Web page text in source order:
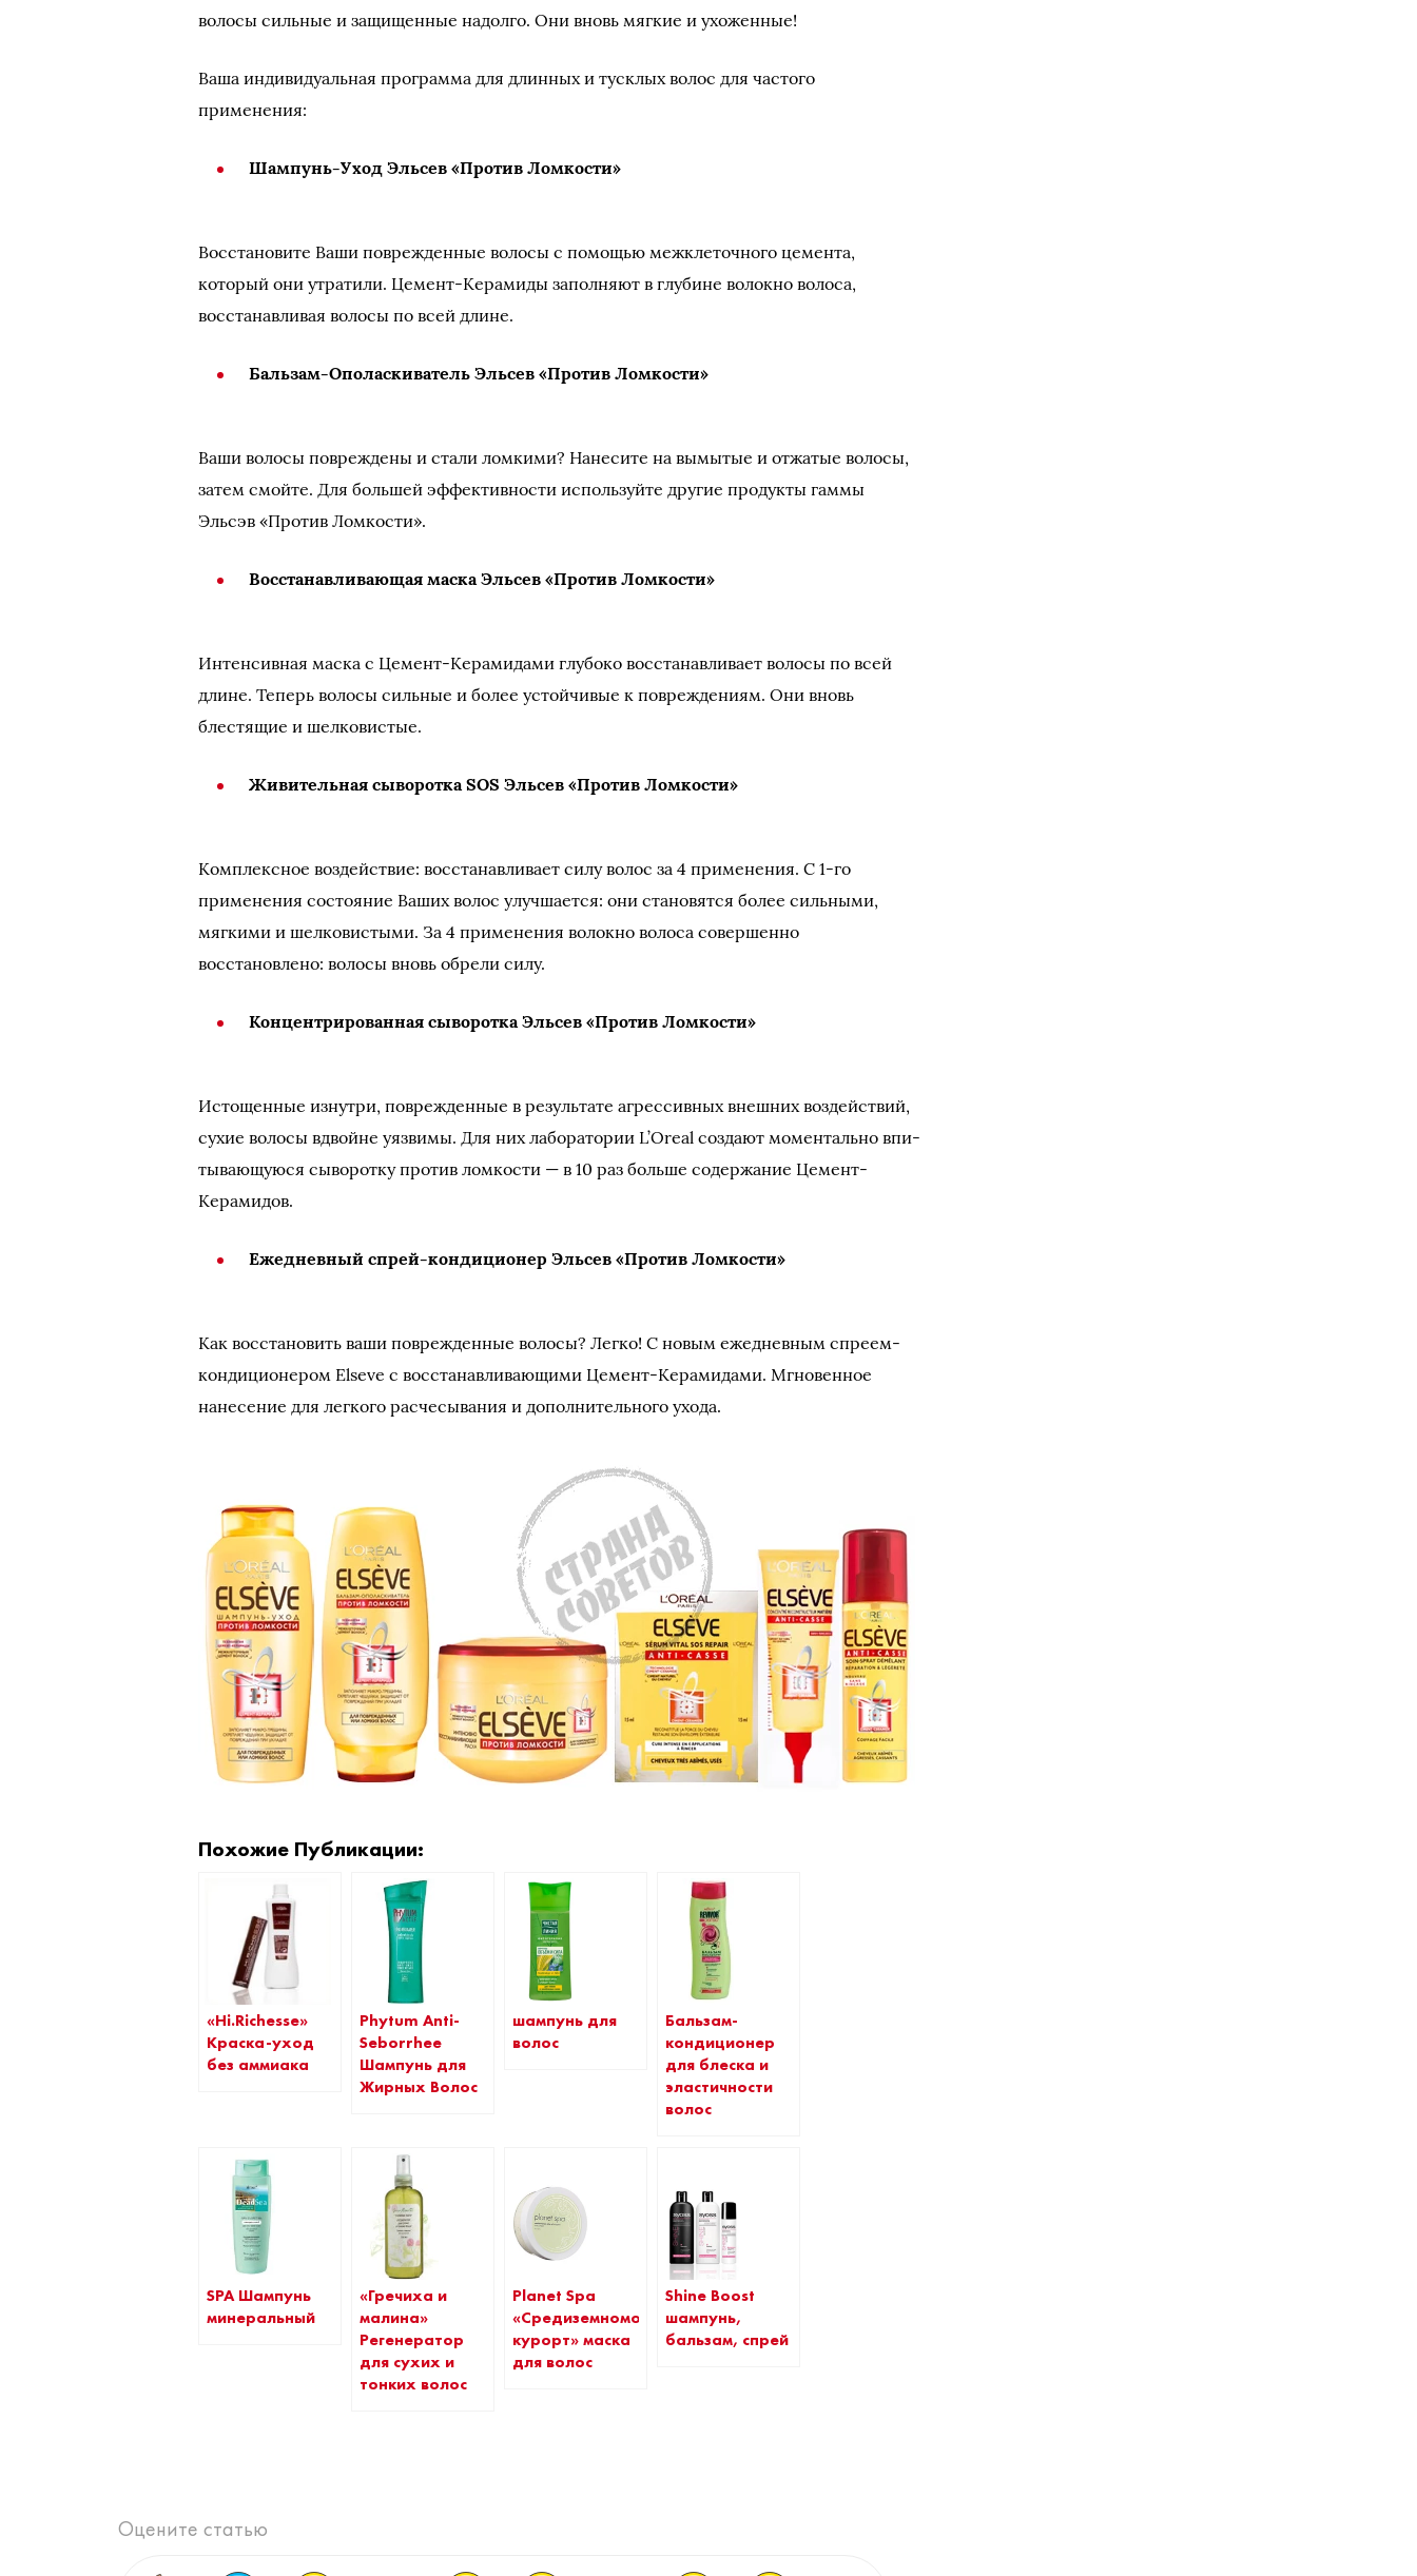
волосы сильные и защищенные надолго. Они вновь мягкие и ухоженные!
Ваша индивидуальная программа для длинных и тусклых волос для частого
применения:
Шампунь-Уход Эльсев «Против Ломкости»
Восстановите Ваши поврежденные волосы с помощью межклеточного цемента,
который они утратили. Цемент-Керамиды заполняют в глубине волокно волоса,
восстанавливая волосы по всей длине.
Бальзам-Ополаскиватель Эльсев «Против Ломкости»
Ваши волосы повреждены и стали ломкими? Нанесите на вымытые и отжатые волосы,
затем смойте. Для большей эффективности используйте другие продукты гаммы
Эльсэв «Против Ломкости».
Восстанавливающая маска Эльсев «Против Ломкости»
Интенсивная маска с Цемент-Керамидами глубоко восстанавливает волосы по всей
длине. Теперь волосы сильные и более устойчивые к повреждениям. Они вновь
блестящие и шелковистые.
Живительная сыворотка SOS Эльсев «Против Ломкости»
Комплексное воздействие: восстанавливает силу волос за 4 применения. С 1-го
применения состояние Ваших волос улучшается: они становятся более сильными,
мягкими и шелковистыми. За 4 применения волокно волоса совершенно
восстановлено: волосы вновь обрели силу.
Концентрированная сыворотка Эльсев «Против Ломкости»
Истощенные изну­три, поврежденные в резу­льтате агрессивных вне­шних воздействий,
сухие волосы вдво­йне уязвимы. Для них лабо­ратории L’Oreal созда­ют моментально впи­
тывающуюся сыворотку про­тив ломкости — в 10 раз больше соде­ржание Цемент-
Керамидов.
Ежедневный спрей-кондиционер Эльсев «Против Ломкости»
Как восстановить ваши поврежденные волосы? Легко! С новым еже­дневным спреем-
кондиционером Elseve с восста­навливающими Цемент-Кера­мидами. Мгновенное
нанесе­ние для легкого расчесыва­ния и дополнительного ухода.
Похожие Публикации:
«Hi.Richesse»
Краска-уход
без аммиака
Phytum Anti-
Seborrhee
Шампунь для
Жирных Волос
шампунь для
волос
Бальзам-
кондиционер
для блеска и
эластичности
волос
SPA Шампунь
минеральный
«Гречиха и
малина»
Регенератор
для сухих и
тонких волос
Planet Spa
«Средиземноморский
курорт» маска
для волос
Shine Boost
шампунь,
бальзам, спрей
Оцените статью